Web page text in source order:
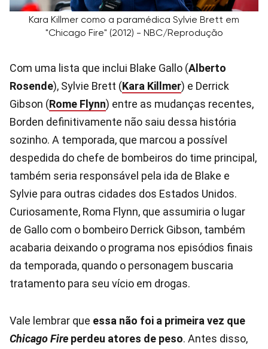
Kara Killmer como a paramédica Sylvie Brett em
"Chicago Fire" (2012) - NBC/Reprodução
Com uma lista que inclui Blake Gallo (Alberto
Rosende), Sylvie Brett (Kara Killmer) e Derrick
Gibson (Rome Flynn) entre as mudanças recentes,
Borden definitivamente não saiu dessa história
sozinho. A temporada, que marcou a possível
despedida do chefe de bombeiros do time principal,
também seria responsável pela ida de Blake e
Sylvie para outras cidades dos Estados Unidos.
Curiosamente, Roma Flynn, que assumiria o lugar
de Gallo com o bombeiro Derrick Gibson, também
acabaria deixando o programa nos episódios finais
da temporada, quando o personagem buscaria
tratamento para seu vício em drogas.
Vale lembrar que essa não foi a primeira vez que
Chicago Fire perdeu atores de peso. Antes disso,